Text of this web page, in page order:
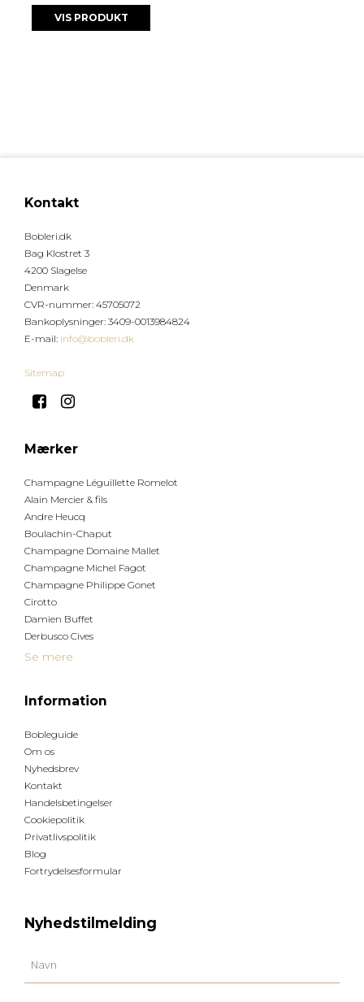
VIS PRODUKT
Kontakt
Bobleri.dk
Bag Klostret 3
4200 Slagelse
Denmark
CVR-nummer: 45705072
Bankoplysninger: 3409-0013984824
E-mail: info@bobleri.dk
Sitemap
Mærker
Champagne Léguillette Romelot
Alain Mercier & fils
Andre Heucq
Boulachin-Chaput
Champagne Domaine Mallet
Champagne Michel Fagot
Champagne Philippe Gonet
Cirotto
Damien Buffet
Derbusco Cives
Se mere
Information
Bobleguide
Om os
Nyhedsbrev
Kontakt
Handelsbetingelser
Cookiepolitik
Privatlivspolitik
Blog
Fortrydelsesformular
Nyhedstilmelding